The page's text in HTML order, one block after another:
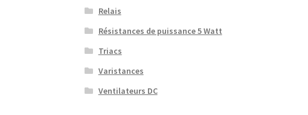
Relais
Résistances de puissance 5 Watt
Triacs
Varistances
Ventilateurs DC